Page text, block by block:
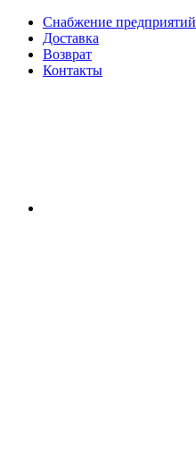
Снабжение предприятий
Доставка
Возврат
Контакты